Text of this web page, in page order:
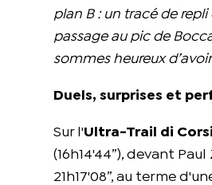
plan B : un tracé de
passage au pic de
sommes heureux
Duels, surprises et
Sur l'Ultra-Trail di
(16h14'44”), devant
21h17'08”, au terme